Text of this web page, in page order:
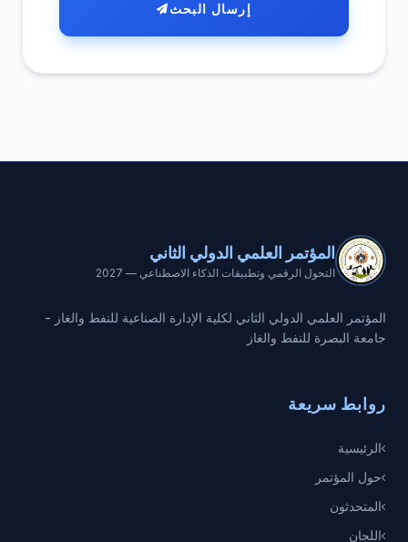
إرسال البحث
المؤتمر العلمي الدولي الثاني
التحول الرقمي وتطبيقات الذكاء الاصطناعي — 2027
المؤتمر العلمي الدولي الثاني لكلية الإدارة الصناعية للنفط والغاز -
جامعة البصرة للنفط والغاز
روابط سريعة
الرئيسية
حول المؤتمر
المتحدثون
اللجان